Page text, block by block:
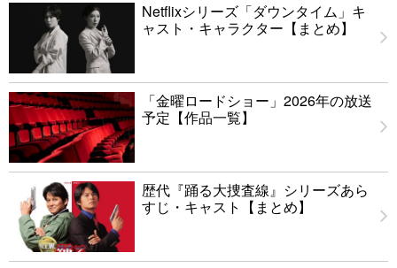
Netflixシリーズ「ダウンタイム」キ
ャスト・キャラクター【まとめ】
「金曜ロードショー」2026年の放送
予定【作品一覧】
歴代『踊る大捜査線』シリーズあら
すじ・キャスト【まとめ】